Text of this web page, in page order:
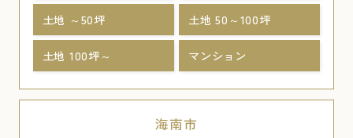
土地 ～50坪 土地 50～100坪
土地 100坪～ マンション
海南市